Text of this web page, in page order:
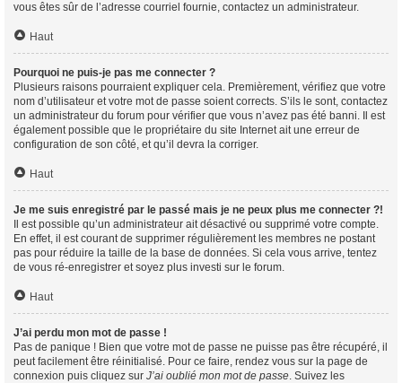
vous êtes sûr de l’adresse courriel fournie, contactez un administrateur.
Haut
Pourquoi ne puis-je pas me connecter ?
Plusieurs raisons pourraient expliquer cela. Premièrement, vérifiez que votre
nom d’utilisateur et votre mot de passe soient corrects. S’ils le sont, contactez
un administrateur du forum pour vérifier que vous n’avez pas été banni. Il est
également possible que le propriétaire du site Internet ait une erreur de
configuration de son côté, et qu’il devra la corriger.
Haut
Je me suis enregistré par le passé mais je ne peux plus me connecter ?!
Il est possible qu’un administrateur ait désactivé ou supprimé votre compte.
En effet, il est courant de supprimer régulièrement les membres ne postant
pas pour réduire la taille de la base de données. Si cela vous arrive, tentez
de vous ré-enregistrer et soyez plus investi sur le forum.
Haut
J’ai perdu mon mot de passe !
Pas de panique ! Bien que votre mot de passe ne puisse pas être récupéré, il
peut facilement être réinitialisé. Pour ce faire, rendez vous sur la page de
connexion puis cliquez sur J’ai oublié mon mot de passe. Suivez les